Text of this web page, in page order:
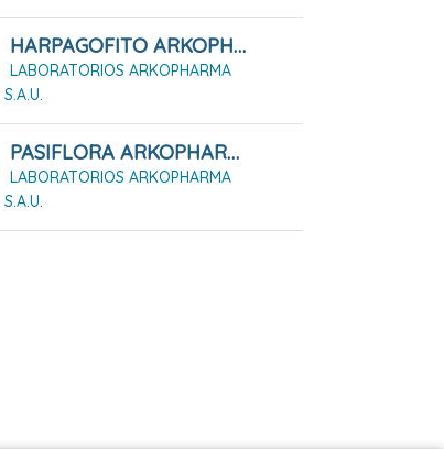
HARPAGOFITO ARKOPHARMA 48 CÁPSULAS DURAS
LABORATORIOS ARKOPHARMA
S.A.U.
PASIFLORA ARKOPHARMA 84 CÁPSULAS DURAS
LABORATORIOS ARKOPHARMA
S.A.U.